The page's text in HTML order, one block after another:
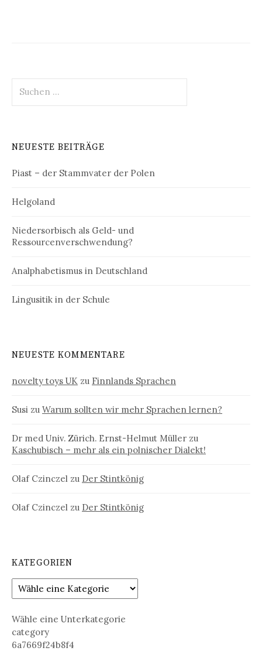
nach:
NEUESTE BEITRÄGE
Piast – der Stammvater der Polen
Helgoland
Niedersorbisch als Geld- und
Ressourcenverschwendung?
Analphabetismus in Deutschland
Lingusitik in der Schule
NEUESTE KOMMENTARE
novelty toys UK zu Finnlands Sprachen
Susi zu Warum sollten wir mehr Sprachen lernen?
Dr med Univ. Zürich. Ernst-Helmut Müller zu
Kaschubisch – mehr als ein polnischer Dialekt!
Olaf Czinczel zu Der Stintkönig
Olaf Czinczel zu Der Stintkönig
KATEGORIEN
Wähle eine Unterkategorie
category
6a7669f24b8f4